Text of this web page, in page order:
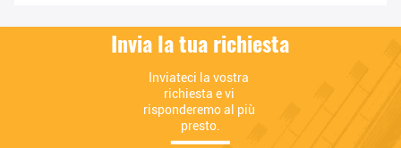
Invia la tua richiesta
Inviateci la vostra
richiesta e vi
risponderemo al più
presto.